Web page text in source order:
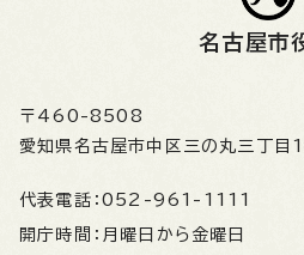
名古屋市
〒460-8508
愛知県名古屋市中区三の丸三丁目
代表電話： 052-961-1111
開庁時間： 月曜日から金曜日